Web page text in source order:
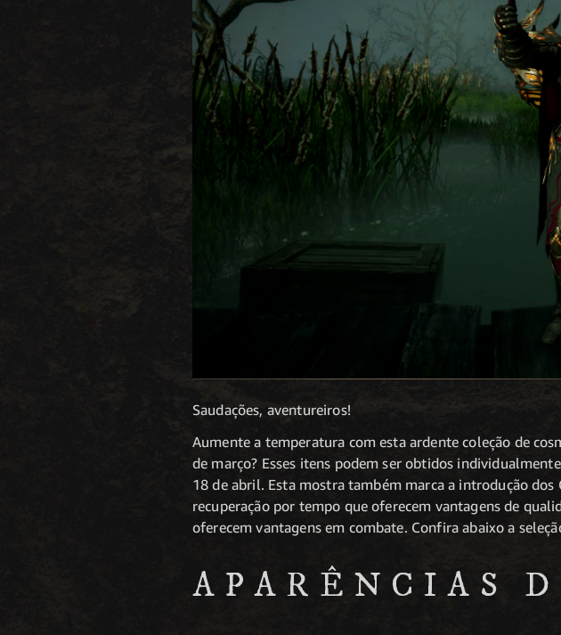
Saudações, aventureiros!
Aumente a temperatura com esta ardente coleção de
de março? Esses itens podem ser obtidos
18 de abril. Esta mostra também marca a introdução
recuperação por tempo que oferecem vantagens de
oferecem vantagens em combate. Confira abaixo a
APARÊNCIAS